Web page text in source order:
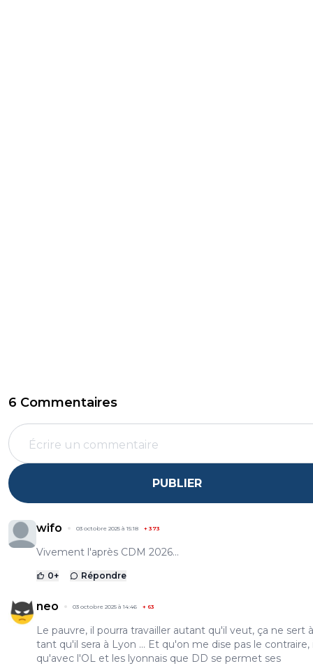
6 Commentaires
PUBLIER
wifo 03 octobre 2025 à 15:18 + 373
Vivement l'après CDM 2026...
0+ Répondre
neo 03 octobre 2025 à 14:46 + 63
Le pauvre, il pourra travailler autant qu'il veut, ça ne sert
tant qu'il sera à Lyon ... Et qu'on me dise pas le contraire,
qu'avec l'OL et les lyonnais que DD se permet ses